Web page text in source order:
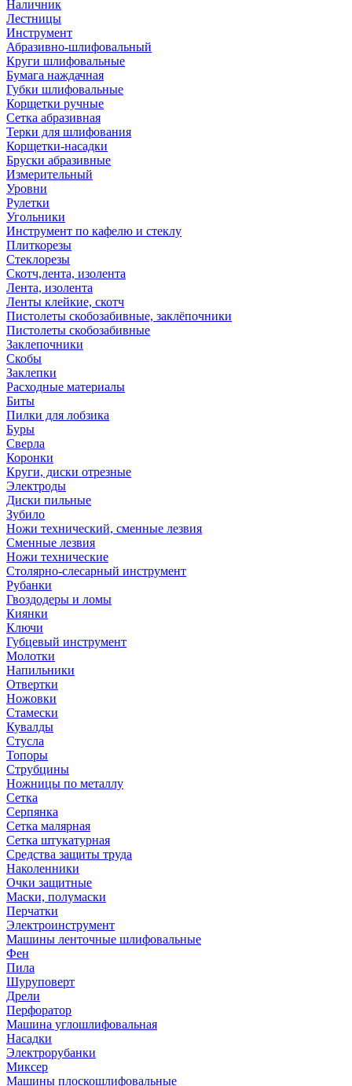
Наличник
Лестницы
Инструмент
Абразивно-шлифовальный
Круги шлифовальные
Бумага наждачная
Губки шлифовальные
Корщетки ручные
Сетка абразивная
Терки для шлифования
Корщетки-насадки
Бруски абразивные
Измерительный
Уровни
Рулетки
Угольники
Инструмент по кафелю и стеклу
Плиткорезы
Стеклорезы
Скотч,лента, изолента
Лента, изолента
Ленты клейкие, скотч
Пистолеты скобозабивные, заклёпочники
Пистолеты скобозабивные
Заклепочники
Скобы
Заклепки
Расходные материалы
Биты
Пилки для лобзика
Буры
Сверла
Коронки
Круги, диски отрезные
Электроды
Диски пильные
Зубило
Ножи технический, сменные лезвия
Сменные лезвия
Ножи технические
Столярно-слесарный инструмент
Рубанки
Гвоздодеры и ломы
Киянки
Ключи
Губцевый инструмент
Молотки
Напильники
Отвертки
Ножовки
Стамески
Кувалды
Стусла
Топоры
Струбцины
Ножницы по металлу
Сетка
Серпянка
Сетка малярная
Сетка штукатурная
Средства защиты труда
Наколенники
Очки защитные
Маски, полумаски
Перчатки
Электроинструмент
Машины ленточные шлифовальные
Фен
Пила
Шуруповерт
Дрели
Перфоратор
Машина углошлифовальная
Насадки
Электрорубанки
Миксер
Машины плоскошлифовальные